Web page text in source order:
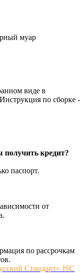
муар
виде в
по сборке -
кредит?
паспорт.
от
по рассрочкам
Стандарт» JSC